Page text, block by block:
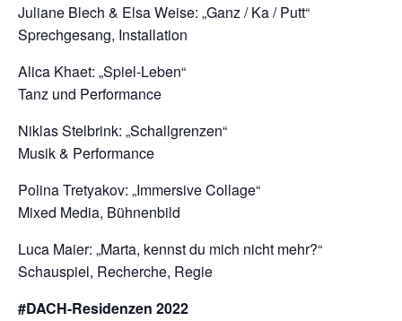
Juliane Blech & Elsa Weise: „Ganz / Ka / Putt“
Sprechgesang, Installation
Alica Khaet: „Spiel-Leben“
Tanz und Performance
Niklas Stelbrink: „Schallgrenzen“
Musik & Performance
Polina Tretyakov: „Immersive Collage“
Mixed Media, Bühnenbild
Luca Maier: „Marta, kennst du mich nicht mehr?“
Schauspiel, Recherche, Regie
#DACH-Residenzen 2022